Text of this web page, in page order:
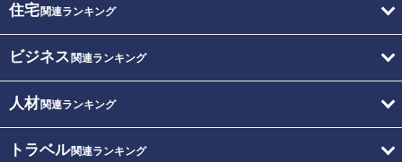
住宅関連ランキング
ビジネス 関連ランキング
人材関連ランキング
トラベル関連ランキング